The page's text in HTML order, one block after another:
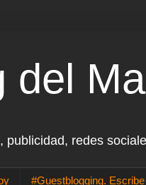
del
publicidad, redes
#Guestblogging.